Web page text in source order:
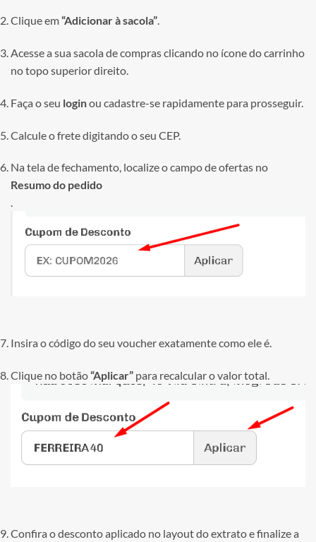
Clique em“Adicionar à sacola”.
Acesse a sua sacola de compras clicando no ícone do carrinho
no topo superior direito.
Faça o seu loginou cadastre-se rapidamente para prosseguir.
Calcule o frete digitando o seu CEP.
Na tela de fechamento, localize o campo de ofertas no
Resumo do pedido
.
Insira o código do seu voucher exatamente como ele é.
Clique no botão“Aplicar” para recalcular o valor total.
Confira o desconto aplicado no layout do extrato e finalize a